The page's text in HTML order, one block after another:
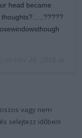
head became
thoughts?…..?????
vagy nem
selejtezz időben!